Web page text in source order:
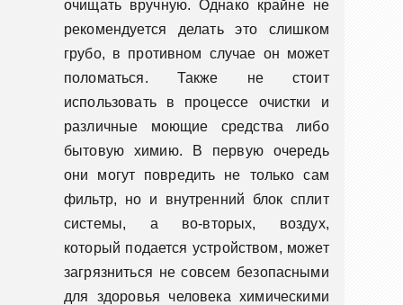
очищать вручную. Однако крайне не
рекомендуется делать это слишком
грубо, в противном случае он может
поломаться. Также не стоит
использовать в процессе очистки и
различные моющие средства либо
бытовую химию. В первую очередь
они могут повредить не только сам
фильтр, но и внутренний блок сплит
системы, а во-вторых, воздух,
который подается устройством, может
загрязниться не совсем безопасными
для здоровья человека химическими